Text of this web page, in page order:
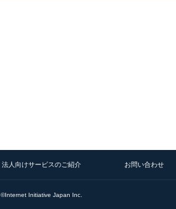
法人向けサービスのご紹介 お問い合わせ
©Internet Initiative Japan Inc.